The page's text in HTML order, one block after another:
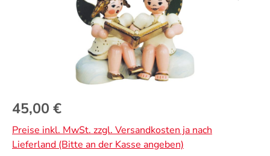
Regulärer Preis:
45,00 €
Preise inkl. MwSt. zzgl. Versandkosten ja nach
Lieferland (Bitte an der Kasse angeben)